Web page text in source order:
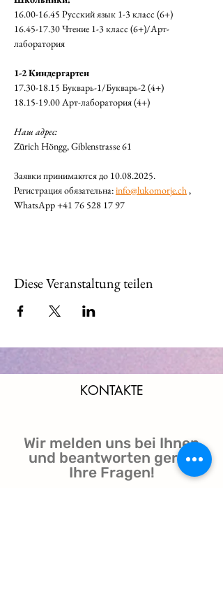
16.00-16.45 Русский язык 1-3 класс (6+)
16.45-17.30 Чтение 1-3 класс (6+)/Арт-
лаборатория
1-2 Киндергартен
17.30-18.15 Букварь-1/Букварь-2 (4+)
18.15-19.00 Арт-лаборатория (4+)
Наш адрес:
Zürich Höngg, Giblenstrasse 61
Заявки принимаются до 10.08.2025.
Регистрация обязательна: info@lukomorje.ch ,
WhatsApp +41 76 528 17 97
Diese Veranstaltung teilen
KONTAKTE
Wir melden uns bei Ihnen
und beantworten gerne
Ihre Fragen!